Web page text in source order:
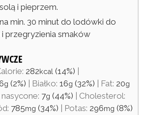
i pieprzem.
min. 30 minut do lodówki do
i przegryzienia smaków
282kcal(14%)
g (2%) Białko: 16g (32%) Fat: 20g
7g (44%)
Cholesterol:
785mg (34%) Potas: 296mg (8%)